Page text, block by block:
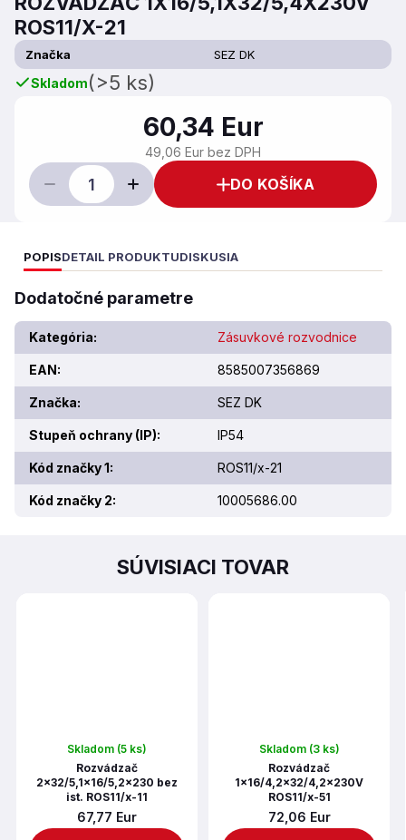
ROS11/X-21
Značka SEZ DK
Skladom(>5 ks)
60,34 Eur
49,06 Eur bez DPH
DO KOŠÍKA
POPISDETAIL PRODUKTUDISKUSIA
Dodatočné parametre
Kategória: Zásuvkové rozvodnice
EAN: 8585007356869
Značka: SEZ DK
Stupeň ochrany (IP): IP54
Kód značky 1: ROS11/x-21
Kód značky 2: 10005686.00
SÚVISIACI TOVAR
Skladom (5 ks)
Rozvádzač
2x32/5,1x16/5,2x230 bez
ist. ROS11/x-11
67,77 Eur
Skladom (3 ks)
Rozvádzač
1x16/4,2x32/4,2x230V
ROS11/x-51
72,06 Eur